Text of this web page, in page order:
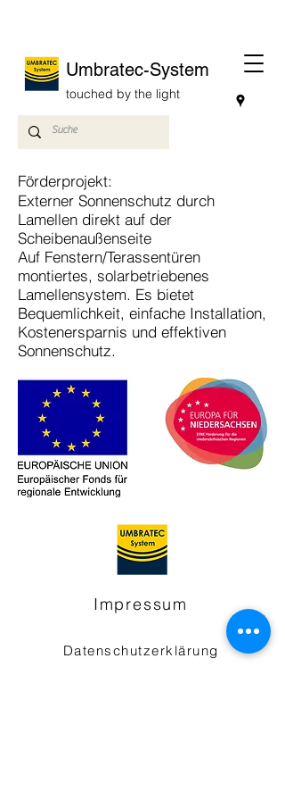
Umbratec-System
touched by the light
Förderprojekt:
Externer Sonnenschutz durch
Lamellen direkt auf der
Scheibenaußenseite
Auf Fenstern/Terassentüren
montiertes, solarbetriebenes
Lamellensystem. Es bietet
Bequemlichkeit, einfache Installation,
Kostenersparnis und effektiven
Sonnenschutz.
Impressum
Datenschutzerklärung